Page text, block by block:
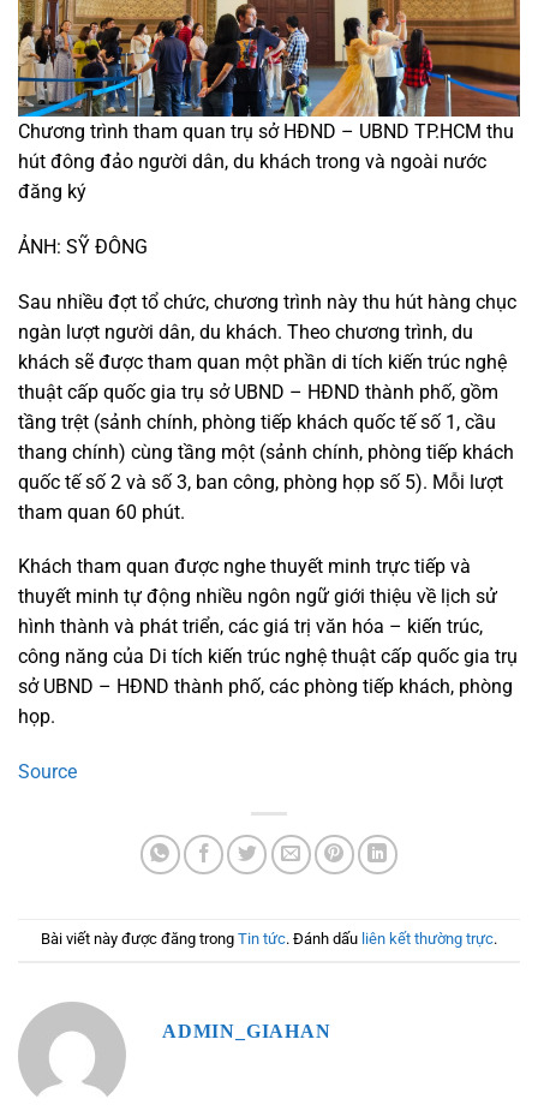
Chương trình tham quan trụ sở HĐND – UBND TP.HCM thu
hút đông đảo người dân, du khách trong và ngoài nước
đăng ký
ẢNH: SỸ ĐÔNG
Sau nhiều đợt tổ chức, chương trình này thu hút hàng chục
ngàn lượt người dân, du khách. Theo chương trình, du
khách sẽ được tham quan một phần di tích kiến trúc nghệ
thuật cấp quốc gia trụ sở UBND – HĐND thành phố, gồm
tầng trệt (sảnh chính, phòng tiếp khách quốc tế số 1, cầu
thang chính) cùng tầng một (sảnh chính, phòng tiếp khách
quốc tế số 2 và số 3, ban công, phòng họp số 5). Mỗi lượt
tham quan 60 phút.
Khách tham quan được nghe thuyết minh trực tiếp và
thuyết minh tự động nhiều ngôn ngữ giới thiệu về lịch sử
hình thành và phát triển, các giá trị văn hóa – kiến trúc,
công năng của Di tích kiến trúc nghệ thuật cấp quốc gia trụ
sở UBND – HĐND thành phố, các phòng tiếp khách, phòng
họp.
Source
Bài viết này được đăng trong Tin tức. Đánh dấu liên kết thường trực.
ADMIN_GIAHAN